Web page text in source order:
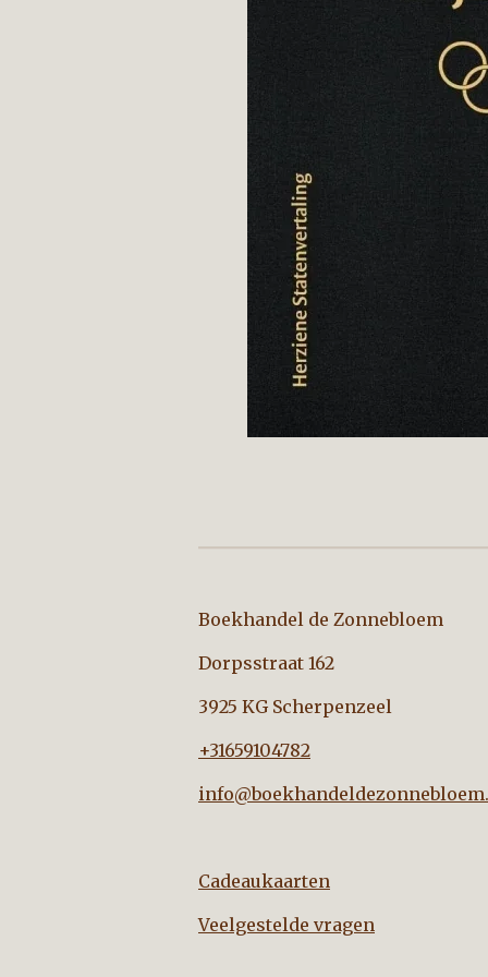
Boekhandel de
Dorpsstraat 162
3925 KG Scherpenzeel
+31659104782
Cadeaukaarten
Veelgestelde vragen